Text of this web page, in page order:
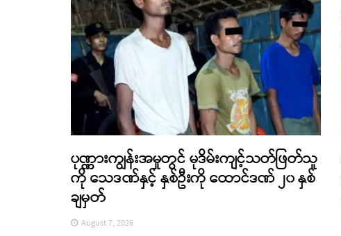
ပုဏ္ဏားကျွန်းအမှုတွင် မုဒိမ်းကျင့်သတ်ဖြတ်သူ
ကို သေဒဏ်နှင့် နှစ်ဦးကို ထောင်ဒဏ် ၂၀ နှစ်
ချမှတ်
August 7, 2026